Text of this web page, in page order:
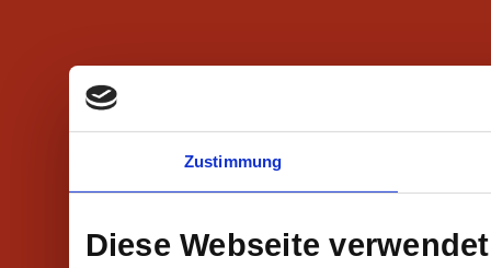
Zustimmung
Diese Webseite